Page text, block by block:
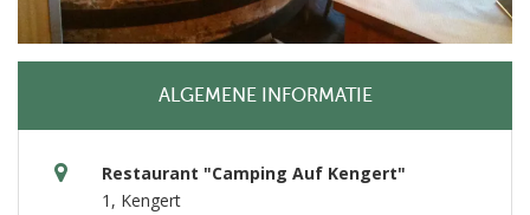
ALGEMENE INFORMATIE
Restaurant "Camping Auf Kengert"
1, Kengert